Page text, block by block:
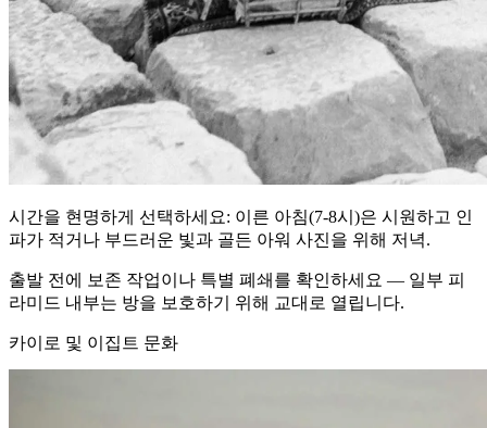
시간을 현명하게 선택하세요: 이른 아침(7-8시)은 시원하고 인
파가 적거나 부드러운 빛과 골든 아워 사진을 위해 저녁.
출발 전에 보존 작업이나 특별 폐쇄를 확인하세요 — 일부 피
라미드 내부는 방을 보호하기 위해 교대로 열립니다.
카이로 및 이집트 문화